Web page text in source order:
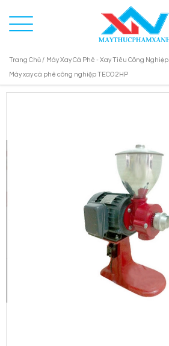
Trang Chủ / Máy Xay Cà Phê - Xay Tiêu Công Nghiệp
Máy xay cà phê công nghiệp TECO 2HP